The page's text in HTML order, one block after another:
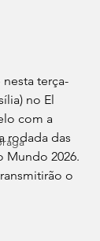
terça-
no El
com a
rodada das
Mundo 2026.
o